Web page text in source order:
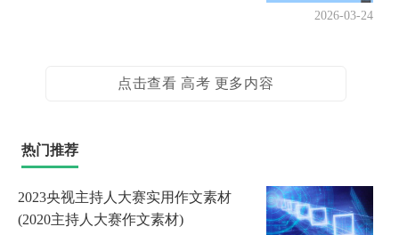
2026-03-24
点击查看 高考 更多内容
热门推荐
2023央视主持人大赛实用作文素材
(2020主持人大赛作文素材)